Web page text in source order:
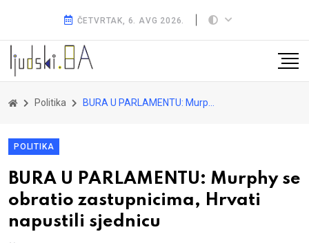
ČETVRTAK, 6. AVG 2026.
Politika BURA U PARLAMENTU: Murphy se obratio zastupnicima, Hrvati napustili sjednicu
POLITIKA
BURA U PARLAMENTU: Murphy se
obratio zastupnicima, Hrvati
napustili sjednicu